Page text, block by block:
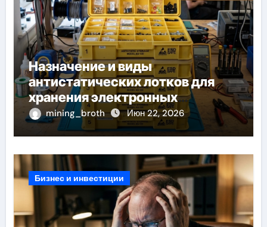
Назначение и виды
антистатических лотков для
хранения электронных
компонентов
mining_broth Июн 22, 2026
Бизнес и инвестиции